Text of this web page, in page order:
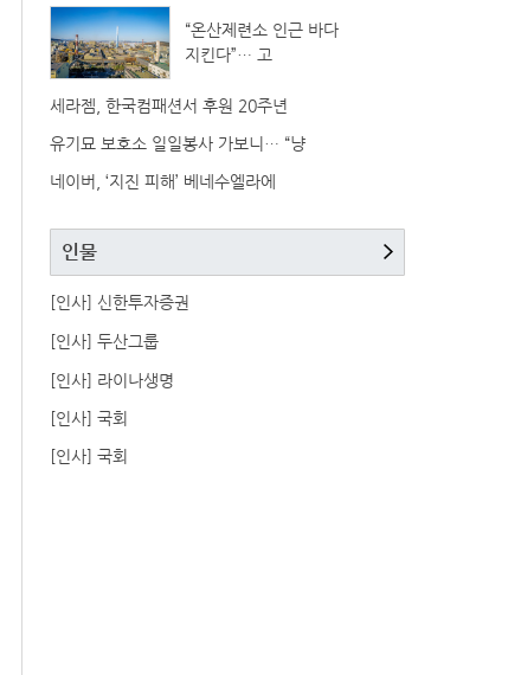
“온산제련소 인근 바다
지킨다”… 고
세라젬, 한국컴패션서 후원 20주년
유기묘 보호소 일일봉사 가보니… “냥
네이버, ‘지진 피해’ 베네수엘라에
인물
[인사] 신한투자증권
[인사] 두산그룹
[인사] 라이나생명
[인사] 국회
[인사] 국회